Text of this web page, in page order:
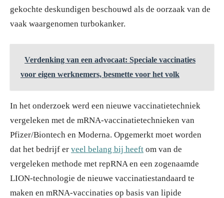
gekochte deskundigen beschouwd als de oorzaak van de
vaak waargenomen turbokanker.
Verdenking van een advocaat: Speciale vaccinaties
voor eigen werknemers, besmette voor het volk
In het onderzoek werd een nieuwe vaccinatietechniek
vergeleken met de mRNA-vaccinatietechnieken van
Pfizer/Biontech en Moderna. Opgemerkt moet worden
dat het bedrijf er veel belang bij heeft om van de
vergeleken methode met repRNA en een zogenaamde
LION-technologie de nieuwe vaccinatiestandaard te
maken en mRNA-vaccinaties op basis van lipide